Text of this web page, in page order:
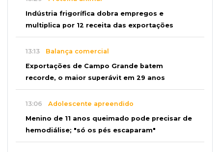
Indústria frigorífica dobra empregos e
multiplica por 12 receita das exportações
13:13 Balança comercial
Exportações de Campo Grande batem
recorde, o maior superávit em 29 anos
13:06 Adolescente apreendido
Menino de 11 anos queimado pode precisar de
hemodiálise; "só os pés escaparam"